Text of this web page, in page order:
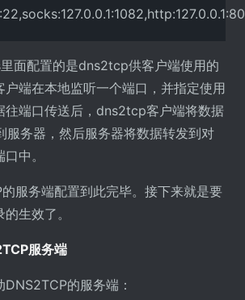
面配置的是dns2tcp供客户端使用的
户端在本地监听一个端口，并指定使用
往端口传送后，dns2tcp客户端将数据
服务器，然后服务器将数据转发到对
中。
服务端配置到此完毕。接下来就是要
生效了。
服务端
的服务端：